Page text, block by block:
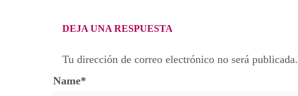
DEJA UNA RESPUESTA
Tu dirección de correo electrónico no será publicada.
Name*